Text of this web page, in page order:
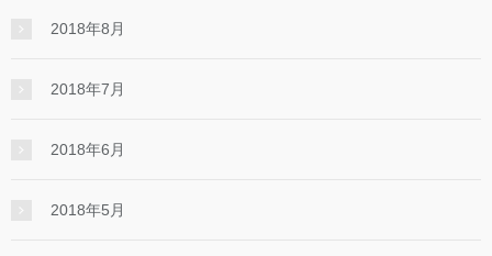
2018年8月
2018年7月
2018年6月
2018年5月